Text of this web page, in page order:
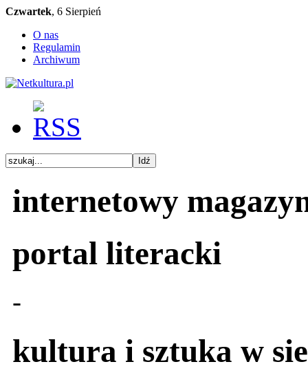
Czwartek, 6 Sierpień
O nas
Regulamin
Archiwum
internetowy
portal literacki
-
kultura i sztuka w